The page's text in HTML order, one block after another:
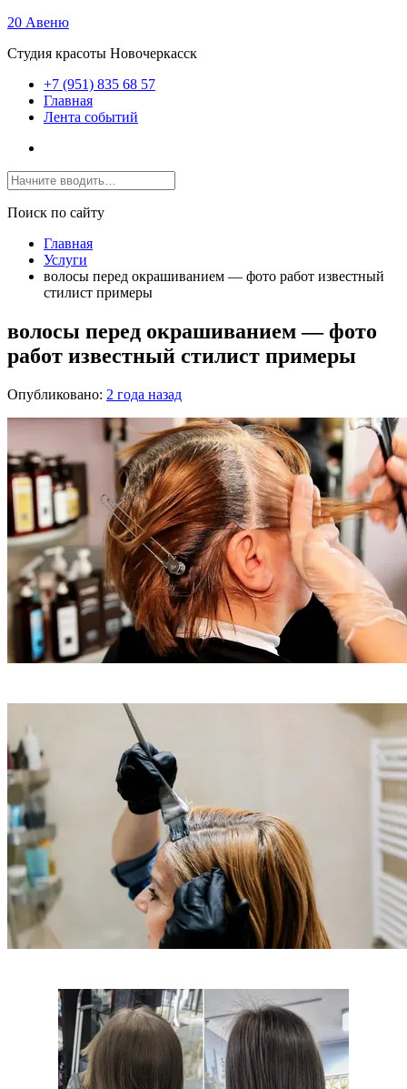
20 Авеню
Студия красоты Новочеркасск
+7 (951) 835 68 57
Главная
Лента событий
Поиск по сайту
Главная
Услуги
волосы перед окрашиванием — фото работ известный
стилист примеры
волосы перед окрашиванием — фото
работ известный стилист примеры
Опубликовано: 2 года назад